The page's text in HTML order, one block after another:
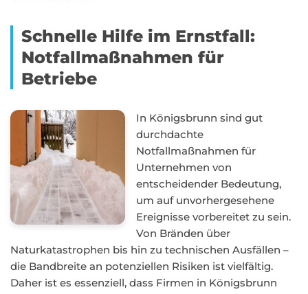
Schnelle Hilfe im Ernstfall:
Notfallmaßnahmen für
Betriebe
In Königsbrunn sind gut
durchdachte
Notfallmaßnahmen für
Unternehmen von
entscheidender Bedeutung,
um auf unvorhergesehene
Ereignisse vorbereitet zu sein.
Von Bränden über
Naturkatastrophen bis hin zu technischen Ausfällen –
die Bandbreite an potenziellen Risiken ist vielfältig.
Daher ist es essenziell, dass Firmen in Königsbrunn